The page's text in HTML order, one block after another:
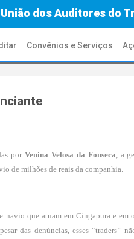
União dos Auditores do
Convênios e Serviços
por Venina Velosa da Fonseca, a
de milhões de reais da companhia.
que atuam em Cingapura e em
das denúncias, esses “traders”